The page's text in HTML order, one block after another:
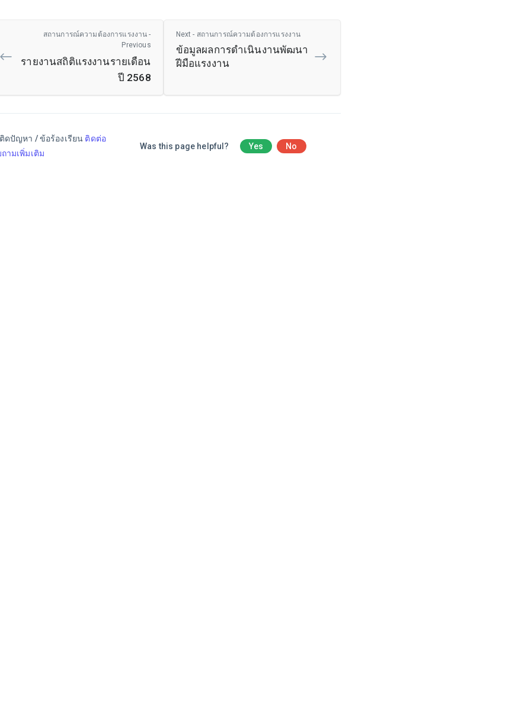
สถานการณ์ความต้องการแรงงาน -
Previous
รายงานสถิติแรงงานรายเดือน
ปี 2568
Next - สถานการณ์ความต้องการแรงงาน
ข้อมูลผลการดำเนินงานพัฒนา
ฝีมือแรงงาน
ติดปัญหา / ข้อร้องเรียน ติดต่อ
ามเพิ่มเติม
Was this page helpful? Yes No